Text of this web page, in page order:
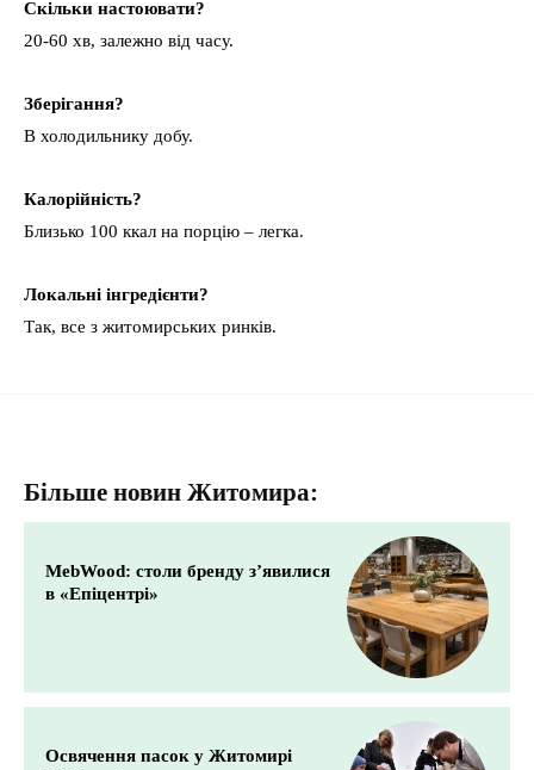
Скільки настоювати?
20-60 хв, залежно від часу.
Зберігання?
В холодильнику добу.
Калорійність?
Близько 100 ккал на порцію – легка.
Локальні інгредієнти?
Так, все з житомирських ринків.
Більше новин Житомира:
MebWood: столи бренду з’явилися
в «Епіцентрі»
Освячення пасок у Житомирі